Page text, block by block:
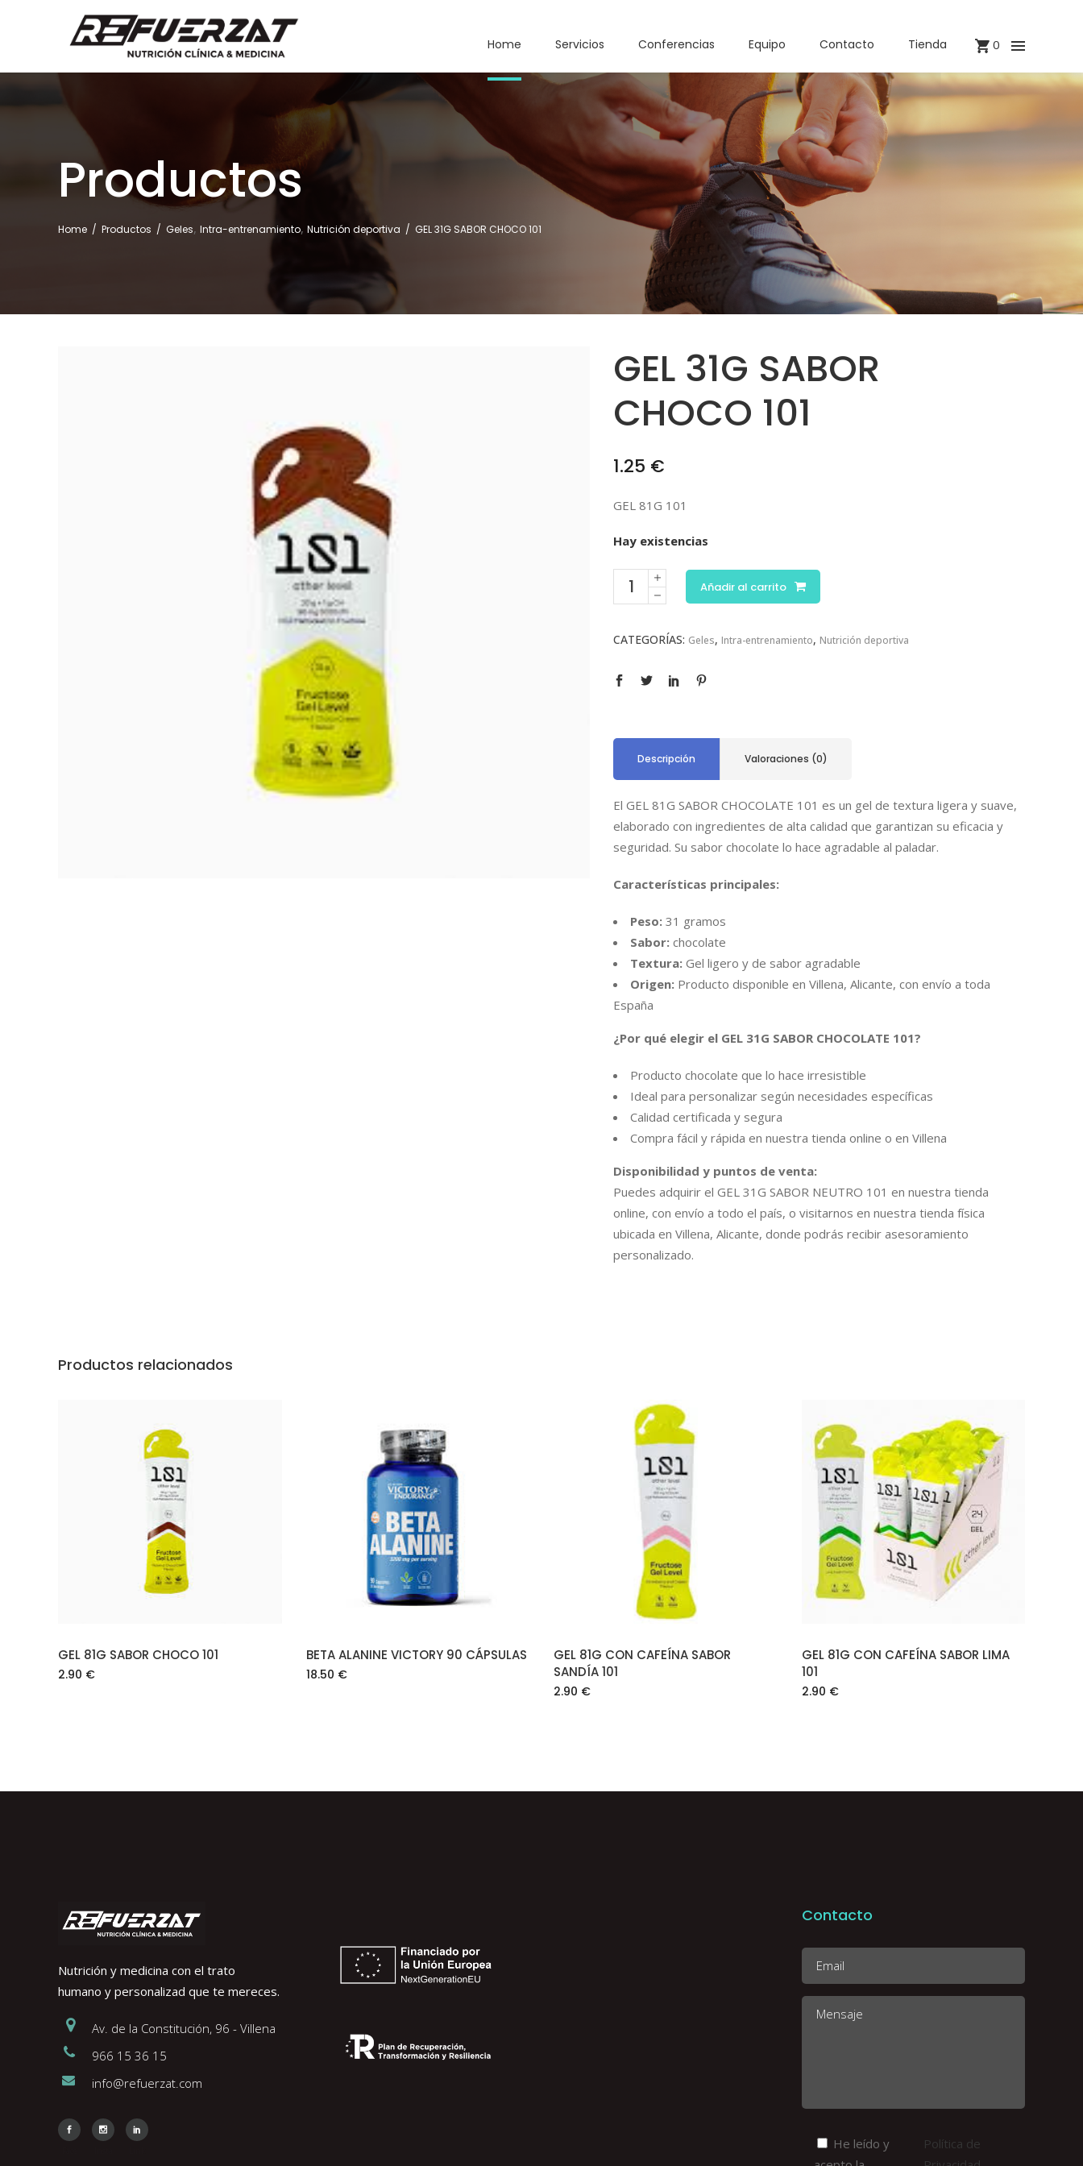
Home Servicios Conferencias Equipo Contacto Tienda 0
Productos
Home / Productos / Geles, Intra-entrenamiento, Nutrición deportiva / GEL 31G SABOR CHOCO 101
GEL 31G SABOR
CHOCO 101
1.25 €
GEL 81G 101
Hay existencias
Añadir al carrito
CATEGORÍAS: Geles, Intra-entrenamiento, Nutrición deportiva
Descripción Valoraciones (0)
El GEL 81G SABOR CHOCOLATE 101 es un gel de textura ligera y suave,
elaborado con ingredientes de alta calidad que garantizan su eficacia y
seguridad. Su sabor chocolate lo hace agradable al paladar.
Características principales:
Peso: 31 gramos
Sabor: chocolate
Textura: Gel ligero y de sabor agradable
Origen: Producto disponible en Villena, Alicante, con envío a toda
España
¿Por qué elegir el GEL 31G SABOR CHOCOLATE 101?
Producto chocolate que lo hace irresistible
Ideal para personalizar según necesidades específicas
Calidad certificada y segura
Compra fácil y rápida en nuestra tienda online o en Villena
Disponibilidad y puntos de venta:
Puedes adquirir el GEL 31G SABOR NEUTRO 101 en nuestra tienda
online, con envío a todo el país, o visitarnos en nuestra tienda física
ubicada en Villena, Alicante, donde podrás recibir asesoramiento
personalizado.
Productos relacionados
AÑADIR AL CARRITO
GEL 81G SABOR CHOCO 101
2.90 €
AÑADIR AL CARRITO
BETA ALANINE VICTORY 90 CÁPSULAS
18.50 €
AÑADIR AL CARRITO
GEL 81G CON CAFEÍNA SABOR
SANDÍA 101
2.90 €
AÑADIR AL CARRITO
GEL 81G CON CAFEÍNA SABOR LIMA
101
2.90 €
Nutrición y medicina con el trato
humano y personalizad que te mereces.
Av. de la Constitución, 96 - Villena
966 15 36 15
info@refuerzat.com
Contacto
He leído y
Política de